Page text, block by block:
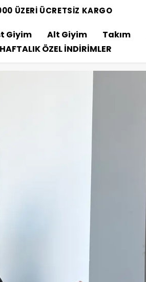
ÜZERİ ÜCRETSİZ KARGO
Giyim Alt Giyim Takım
HAFTALIK ÖZEL İNDİRİMLER